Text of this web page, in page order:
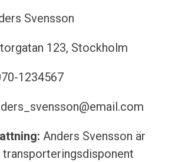
Svensson
123, Stockholm
1234567
Anders Svensson är
transporteringsdisponent